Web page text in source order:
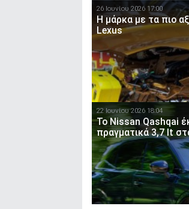
26 Ιουνίου 2026 17:00
Η μάρκα με τα πιο
Lexus
22 Ιουνίου 2026 18:04
To Nissan Qashqai
πραγματικά 3,7 lt